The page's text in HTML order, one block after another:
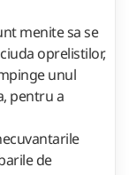
menite sa se
oprelistilor,
unul
pentru a
de